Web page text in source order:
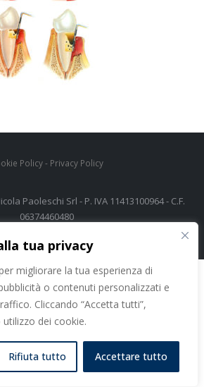
tua privacy
migliorare la tua esperienza di
o contenuti personalizzati e
Cliccando “Accetta tutti”,
dei cookie.
Rifiuta tutto Accettare tutto
Policy- Privacy Policy
Paoleschi Srl - P. IVA 11413100964 - C.F.
06374460480